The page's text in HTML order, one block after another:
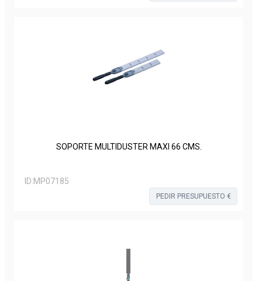
SOPORTE MULTIDUSTER MAXI 66 CMS.
ID:MP07185
PEDIR PRESUPUESTO €